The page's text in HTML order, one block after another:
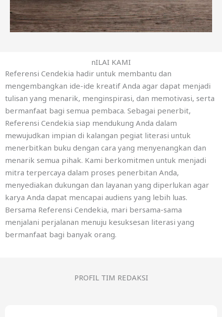
nILAI KAMI
Referensi Cendekia hadir untuk membantu dan
mengembangkan ide-ide kreatif Anda agar dapat menjadi
tulisan yang menarik, menginspirasi, dan memotivasi, serta
bermanfaat bagi semua pembaca. Sebagai penerbit,
Referensi Cendekia siap mendukung Anda dalam
mewujudkan impian di kalangan pegiat literasi untuk
menerbitkan buku dengan cara yang menyenangkan dan
menarik semua pihak. Kami berkomitmen untuk menjadi
mitra terpercaya dalam proses penerbitan Anda,
menyediakan dukungan dan layanan yang diperlukan agar
karya Anda dapat mencapai audiens yang lebih luas.
Bersama Referensi Cendekia, mari bersama-sama
menjalani perjalanan menuju kesuksesan literasi yang
bermanfaat bagi banyak orang.
PROFIL TIM REDAKSI